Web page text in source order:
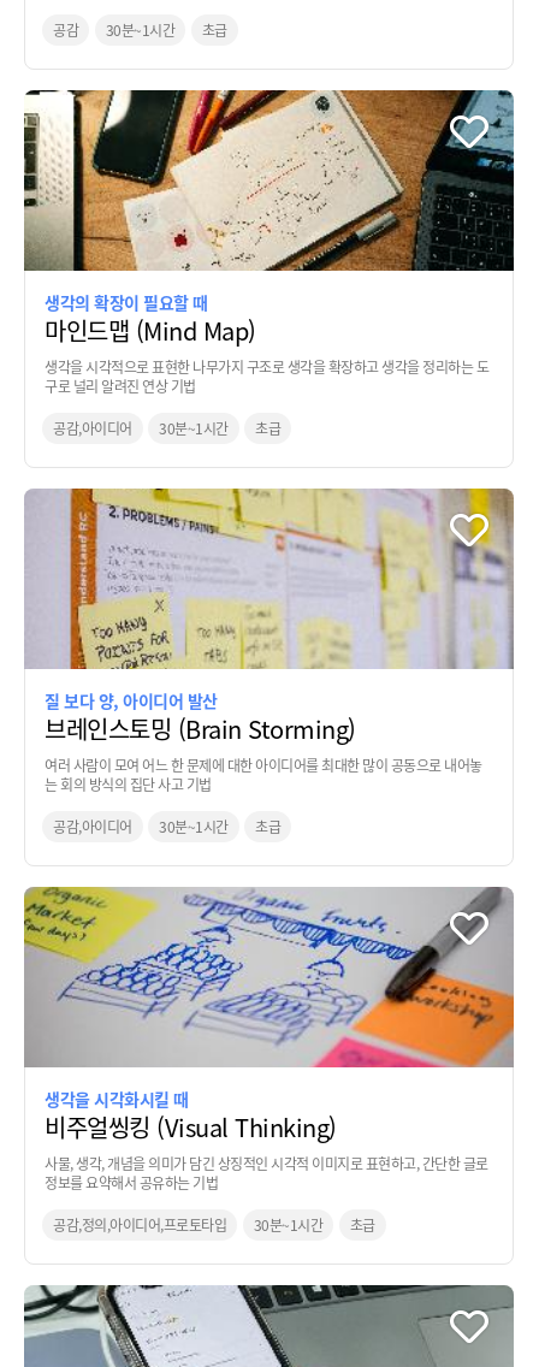
공감 30분~1시간 초급
생각의 확장이 필요할 때
마인드맵 (Mind Map)
생각을 시각적으로 표현한 나무가지 구조로 생각을 확장하고 생각을 정리하는 도
구로 널리 알려진 연상 기법
공감,아이디어 30분~1시간 초급
질 보다 양, 아이디어 발산
브레인스토밍 (Brain Storming)
여러 사람이 모여 어느 한 문제에 대한 아이디어를 최대한 많이 공동으로 내어놓
는 회의 방식의 집단 사고 기법
공감,아이디어 30분~1시간 초급
생각을 시각화시킬 때
비주얼씽킹 (Visual Thinking)
사물, 생각, 개념을 의미가 담긴 상징적인 시각적 이미지로 표현하고, 간단한 글로
정보를 요약해서 공유하는 기법
공감,정의,아이디어,프로토타입 30분~1시간 초급